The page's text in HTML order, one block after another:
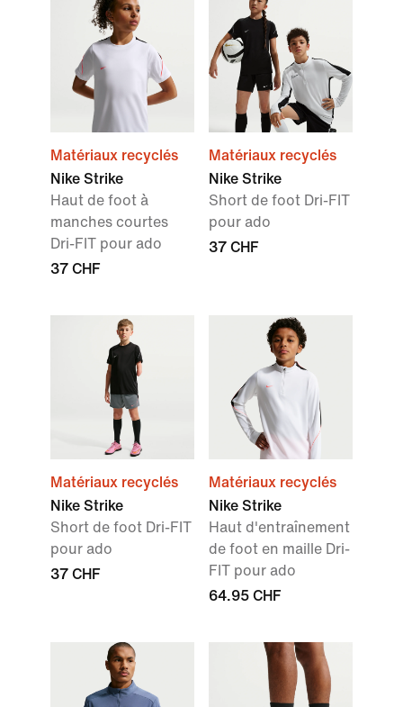
Matériaux recyclés
Nike Strike
Haut de foot à
manches courtes
Dri-FIT pour ado
37 CHF
Matériaux recyclés
Nike Strike
Short de foot Dri-FIT
pour ado
37 CHF
Matériaux recyclés
Nike Strike
Short de foot Dri-FIT
pour ado
37 CHF
Matériaux recyclés
Nike Strike
Haut d'entraînement
de foot en maille Dri-
FIT pour ado
64.95 CHF